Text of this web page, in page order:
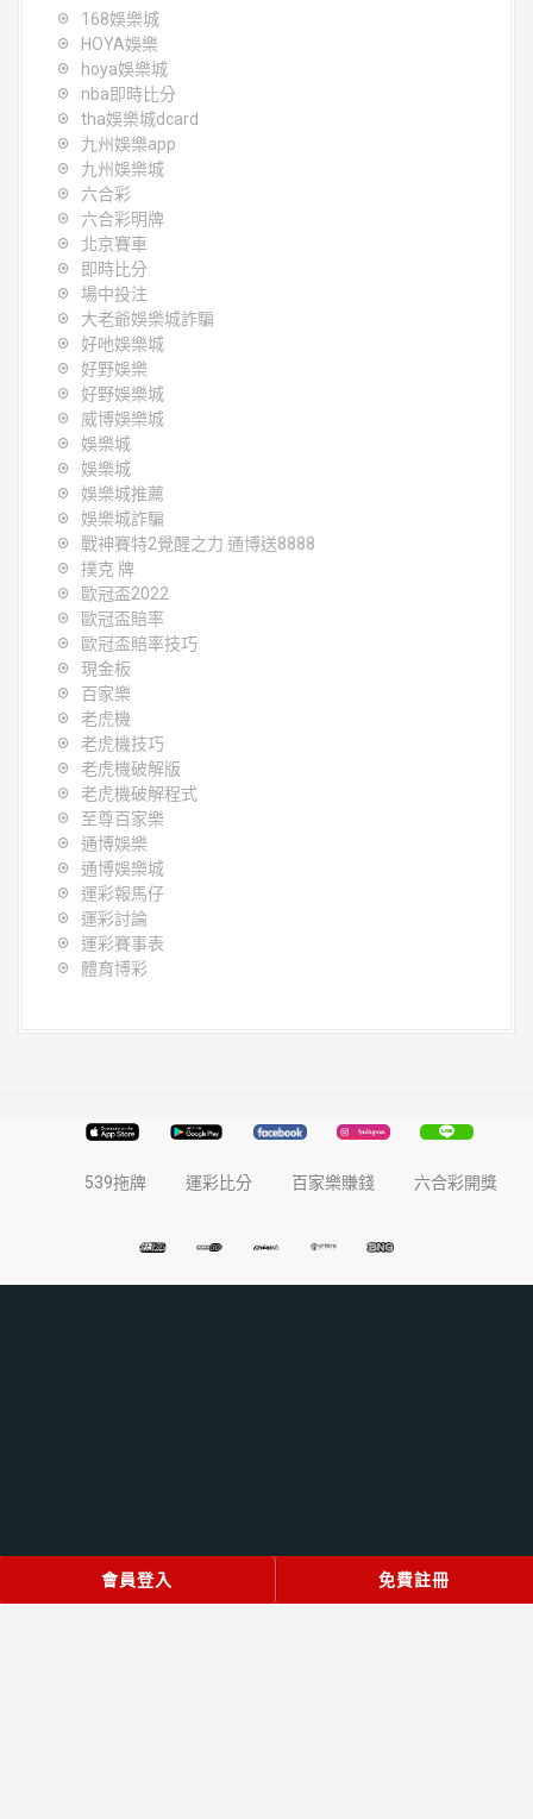
168娛樂城
HOYA娛樂
hoya娛樂城
nba即時比分
tha娛樂城dcard
九州娛樂app
九州娛樂城
六合彩
六合彩明牌
北京賽車
即時比分
場中投注
大老爺娛樂城詐騙
好吔娛樂城
好野娛樂
好野娛樂城
威博娛樂城
娛樂城
娛樂城
娛樂城推薦
娛樂城詐騙
戰神賽特2覺醒之力 通博送8888
撲克 牌
歐冠盃2022
歐冠盃賠率
歐冠盃賠率技巧
現金板
百家樂
老虎機
老虎機技巧
老虎機破解版
老虎機破解程式
至尊百家樂
通博娛樂
通博娛樂城
運彩報馬仔
運彩討論
運彩賽事表
體育博彩
539拖牌 運彩比分 百家樂賺錢 六合彩開獎
© 2022 好野百家樂會員首存1000送1000！娛樂城最高送3000
立即登入 火速註冊
會員登入 免費註冊